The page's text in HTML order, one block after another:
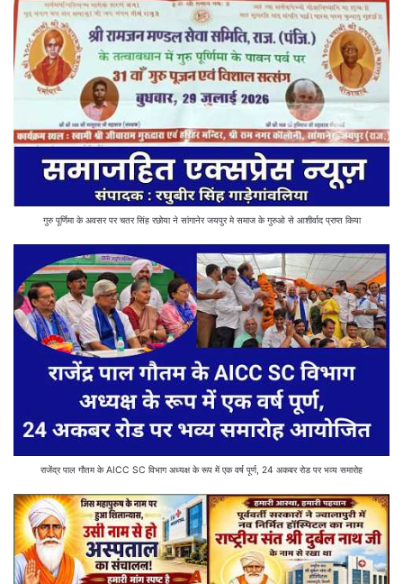
गुरु पूर्णिमा के अवसर पर चतर सिंह रछोया ने सांगानेर जयपुर मे समाज के गुरुओ से आशीर्वाद प्राप्त किया
राजेंद्र पाल गौतम के AICC SC विभाग अध्यक्ष के रूप में एक वर्ष पूर्ण, 24 अकबर रोड पर भव्य समारोह